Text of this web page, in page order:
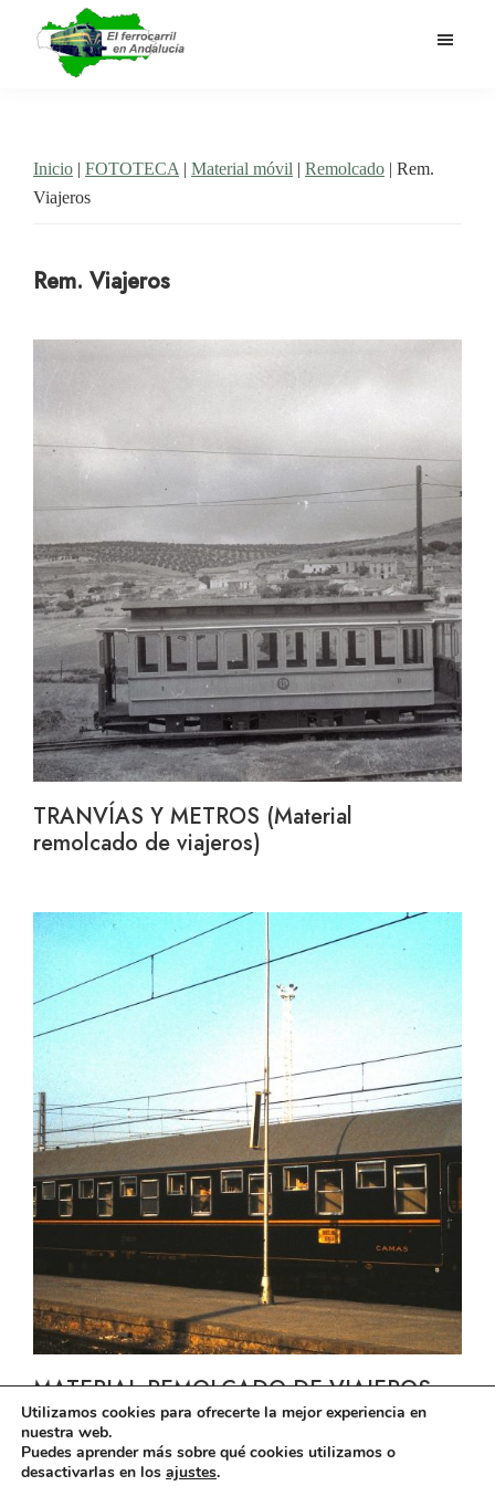
contenido
Andalucía
ferrocarril
en
Inicio | FOTOTECA | Material móvil | Remolcado | Rem.
Viajeros
Rem. Viajeros
TRANVÍAS Y METROS (Material
remolcado de viajeros)
MATERIAL REMOLCADO DE VIAJEROS
Utilizamos cookies para ofrecerte la mejor experiencia en
nuestra web.
Puedes aprender más sobre qué cookies utilizamos o
desactivarlas en los ajustes.